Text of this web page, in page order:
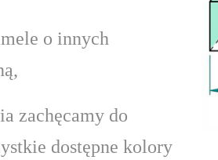
o innych
zachęcamy do
dostępne kolory